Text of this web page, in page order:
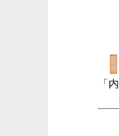
「